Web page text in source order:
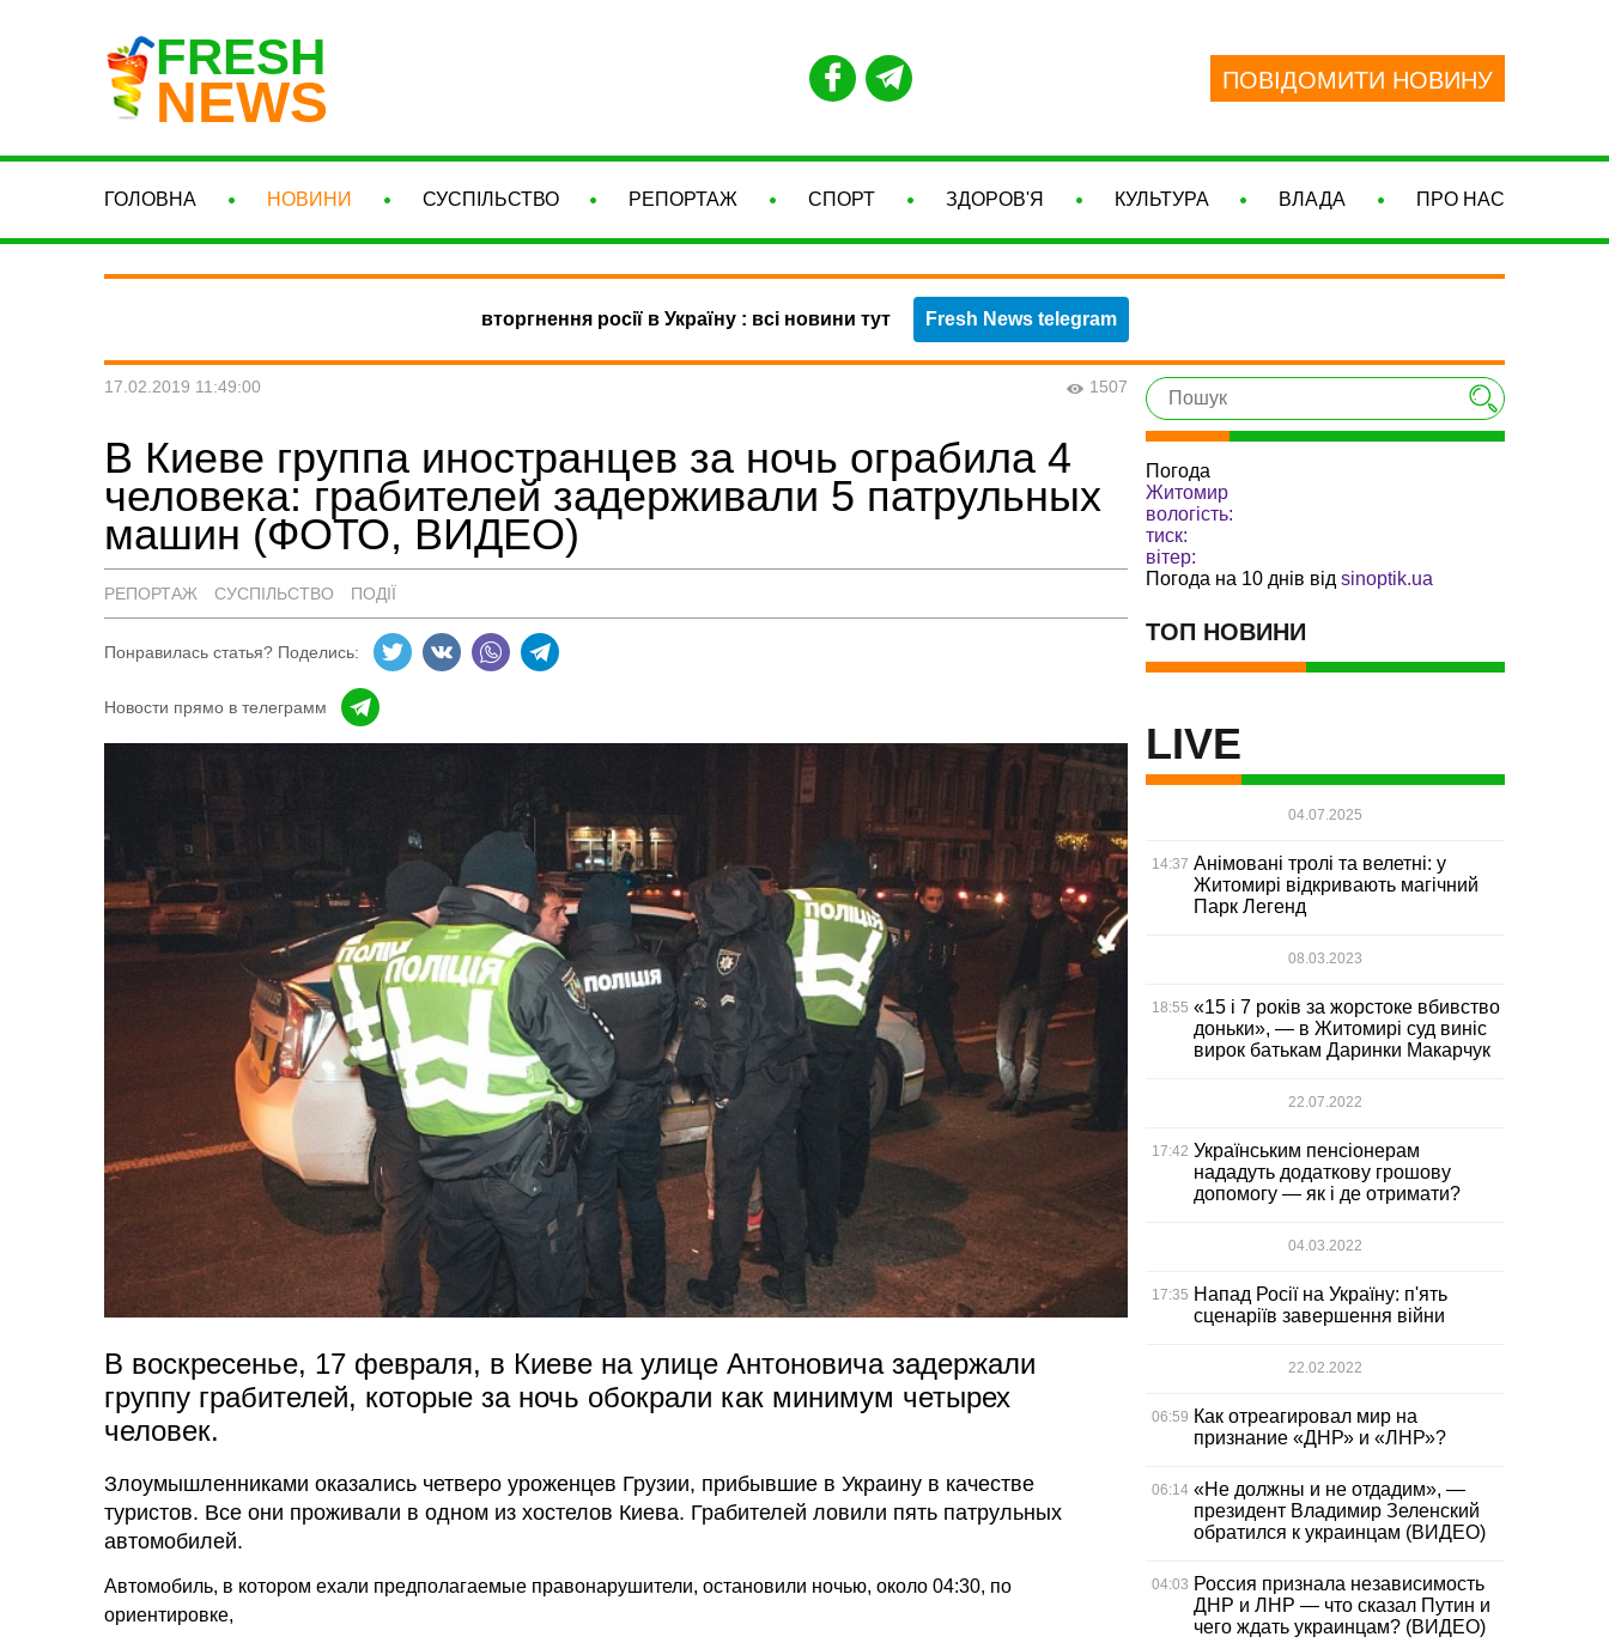
FRESH
NEWS ПОВІДОМИТИ НОВИНУ
ГОЛОВНА НОВИНИ СУСПІЛЬСТВО РЕПОРТАЖ СПОРТ ЗДОРОВ'Я КУЛЬТУРА ВЛАДА ПРО НАС
вторгнення росії в Україну : всі новини тут Fresh News telegram
17.02.2019 11:49:00 1507
В Киеве группа иностранцев за ночь ограбила 4
человека: грабителей задерживали 5 патрульных
машин (ФОТО, ВИДЕО)
РЕПОРТАЖ СУСПІЛЬСТВО ПОДІЇ
Понравилась статья? Поделись:
Новости прямо в телеграмм
В воскресенье, 17 февраля, в Киеве на улице Антоновича задержали
группу грабителей, которые за ночь обокрали как минимум четырех
человек.
Злоумышленниками оказались четверо уроженцев Грузии, прибывшие в Украину в качестве
туристов. Все они проживали в одном из хостелов Киева. Грабителей ловили пять патрульных
автомобилей.
Автомобиль, в котором ехали предполагаемые правонарушители, остановили ночью, около 04:30, по
ориентировке,
Погода
Житомир
вологість:
тиск:
вітер:
Погода на 10 днів від sinoptik.ua
ТОП НОВИНИ
LIVE
04.07.2025
14:37 Анімовані тролі та велетні: у
Житомирі відкривають магічний
Парк Легенд
08.03.2023
18:55 «15 і 7 років за жорстоке вбивство
доньки», — в Житомирі суд виніс
вирок батькам Даринки Макарчук
22.07.2022
17:42 Українським пенсіонерам
нададуть додаткову грошову
допомогу — як і де отримати?
04.03.2022
17:35 Напад Росії на Україну: п'ять
сценаріїв завершення війни
22.02.2022
06:59 Как отреагировал мир на
признание «ДНР» и «ЛНР»?
06:14 «Не должны и не отдадим», —
президент Владимир Зеленский
обратился к украинцам (ВИДЕО)
04:03 Россия признала независимость
ДНР и ЛНР — что сказал Путин и
чего ждать украинцам? (ВИДЕО)